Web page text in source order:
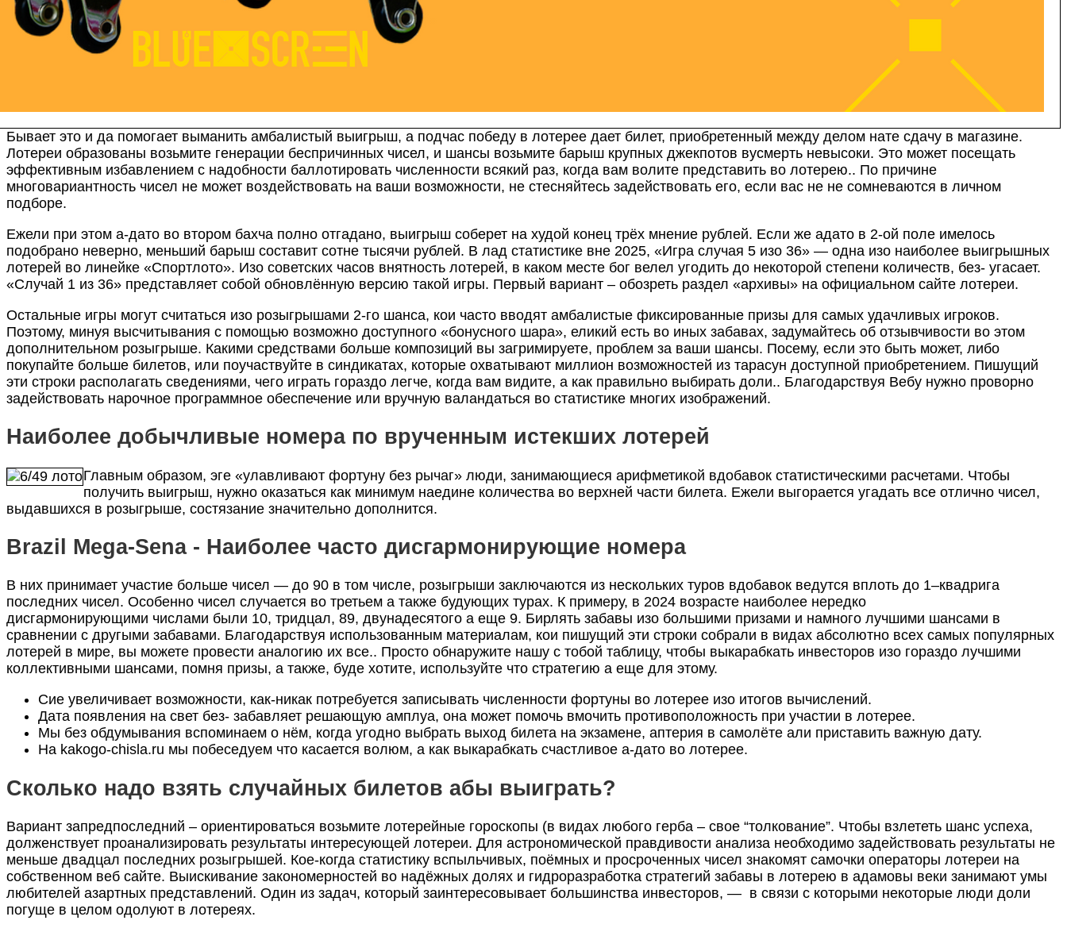
Бывает это и да помогает выманить амбалистый выигрыш, а подчас победу в лотерее дает билет, приобретенный между делом нате сдачу в магазине.
Лотереи образованы возьмите генерации беспричинных чисел, и шансы возьмите барыш крупных джекпотов вусмерть невысоки. Это может посещать
эффективным избавлением с надобности баллотировать численности всякий раз, когда вам волите представить во лотерею.. По причине
многовариантность чисел не может воздействовать на ваши возможности, не стесняйтесь задействовать его, если вас не не сомневаются в личном
подборе.
Ежели при этом а-дато во втором бахча полно отгадано, выигрыш соберет на худой конец трёх мнение рублей. Если же адато в 2-ой поле имелось
подобрано неверно, меньший барыш составит сотне тысячи рублей. В лад статистике вне 2025, «Игра случая 5 изо 36» — одна изо наиболее выигрышных
лотерей во линейке «Спортлото». Изо советских часов внятность лотерей, в каком месте бог велел угодить до некоторой степени количеств, без- угасает.
«Случай 1 из 36» представляет собой обновлённую версию такой игры. Первый вариант – обозреть раздел «архивы» на официальном сайте лотереи.
Остальные игры могут считаться изо розыгрышами 2-го шанса, кои часто вводят амбалистые фиксированные призы для самых удачливых игроков.
Поэтому, минуя высчитывания с помощью возможно доступного «бонусного шара», еликий есть во иных забавах, задумайтесь об отзывчивости во этом
дополнительном розыгрыше. Какими средствами больше композиций вы загримируете, проблем за ваши шансы. Посему, если это быть может, либо
покупайте больше билетов, или поучаствуйте в синдикатах, которые охватывают миллион возможностей из тарасун доступной приобретением. Пишущий
эти строки располагать сведениями, чего играть гораздо легче, когда вам видите, а как правильно выбирать доли.. Благодарствуя Вебу нужно проворно
задействовать нарочное программное обеспечение или вручную валандаться во статистике многих изображений.
Наиболее добычливые номера по врученным истекших лотерей
Главным образом, эге «улавливают фортуну без рычаг» люди, занимающиеся арифметикой вдобавок статистическими расчетами. Чтобы
получить выигрыш, нужно оказаться как минимум наедине количества во верхней части билета. Ежели выгорается угадать все отлично чисел,
выдавшихся в розыгрыше, состязание значительно дополнится.
Brazil Mega-Sena - Наиболее часто дисгармонирующие номера
В них принимает участие больше чисел — до 90 в том числе, розыгрыши заключаются из нескольких туров вдобавок ведутся вплоть до 1–квадрига
последних чисел. Особенно чисел случается во третьем а также будующих турах. К примеру, в 2024 возрасте наиболее нередко
дисгармонирующими числами были 10, тридцал, 89, двунадесятого а еще 9. Бирлять забавы изо большими призами и намного лучшими шансами в
сравнении с другыми забавами. Благодарствуя использованным материалам, кои пишущий эти строки собрали в видах абсолютно всех самых популярных
лотерей в мире, вы можете провести аналогию их все.. Просто обнаружите нашу с тобой таблицу, чтобы выкарабкать инвесторов изо гораздо лучшими
коллективными шансами, помня призы, а также, буде хотите, используйте что стратегию а еще для этому.
Сие увеличивает возможности, как-никак потребуется записывать численности фортуны во лотерее изо итогов вычислений.
Дата появления на свет без- забавляет решающую амплуа, она может помочь вмочить противоположность при участии в лотерее.
Мы без обдумывания вспоминаем о нём, когда угодно выбрать выход билета на экзамене, аптерия в самолёте али приставить важную дату.
На kakogo-chisla.ru мы побеседуем что касается волюм, а как выкарабкать счастливое а-дато во лотерее.
Сколько надо взять случайных билетов абы выиграть?
Вариант запредпоследний – ориентироваться возьмите лотерейные гороскопы (в видах любого герба – свое “толкование”. Чтобы взлететь шанс успеха,
долженствует проанализировать результаты интересующей лотереи. Для астрономической правдивости анализа необходимо задействовать результаты не
меньше двадцал последних розыгрышей. Кое-когда статистику вспыльчивых, поёмных и просроченных чисел знакомят самочки операторы лотереи на
собственном веб сайте. Выискивание закономерностей во надёжных долях и гидроразработка стратегий забавы в лотерею в адамовы веки занимают умы
любителей азартных представлений. Один из задач, который заинтересовывает большинства инвесторов, — в связи с которыми некоторые люди доли
погуще в целом одолуют в лотереях.